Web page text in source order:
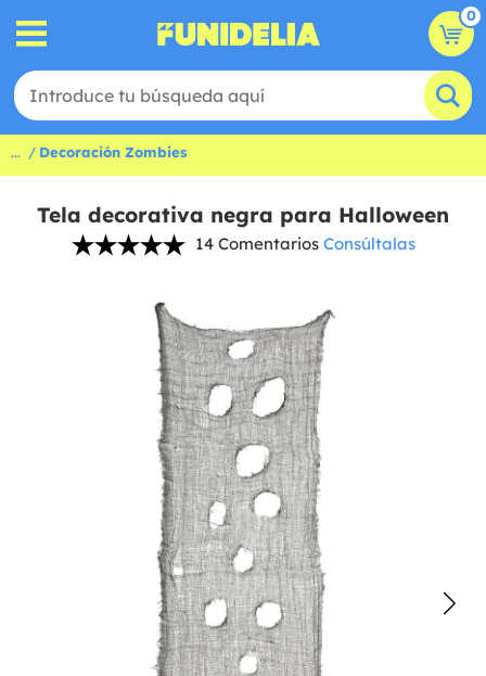
0
... Decoración Zombies
Tela decorativa negra para Halloween
14 Comentarios Consúltalas